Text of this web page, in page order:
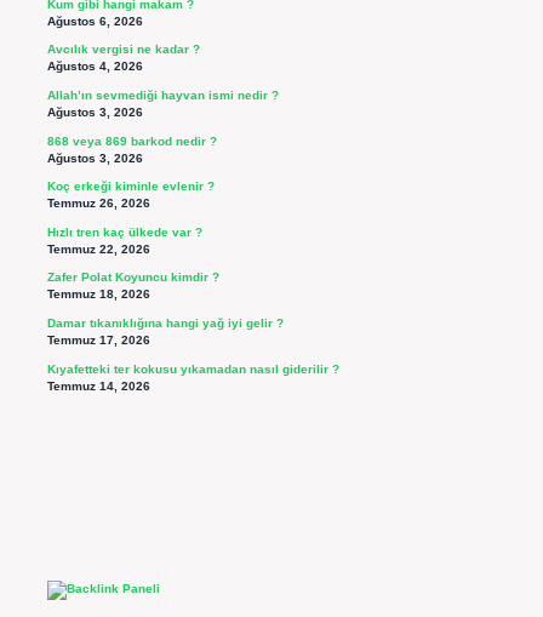
Kum gibi hangi makam ?
Ağustos 6, 2026
Avcılık vergisi ne kadar ?
Ağustos 4, 2026
Allah’ın sevmediği hayvan ismi nedir ?
Ağustos 3, 2026
868 veya 869 barkod nedir ?
Ağustos 3, 2026
Koç erkeği kiminle evlenir ?
Temmuz 26, 2026
Hızlı tren kaç ülkede var ?
Temmuz 22, 2026
Zafer Polat Koyuncu kimdir ?
Temmuz 18, 2026
Damar tıkanıklığına hangi yağ iyi gelir ?
Temmuz 17, 2026
Kıyafetteki ter kokusu yıkamadan nasıl giderilir ?
Temmuz 14, 2026